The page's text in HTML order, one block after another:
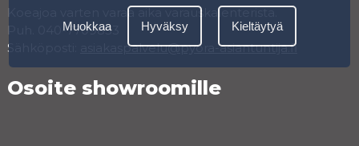
Koeajoa varten varaa aika varauskalenterista.
Puh. 040-7709853
Sähköposti:
asiakaspalvelu@pyora-asiantuntija.fi
Osoite showroomille
Muokkaa Hyväksy Kieltäytyä